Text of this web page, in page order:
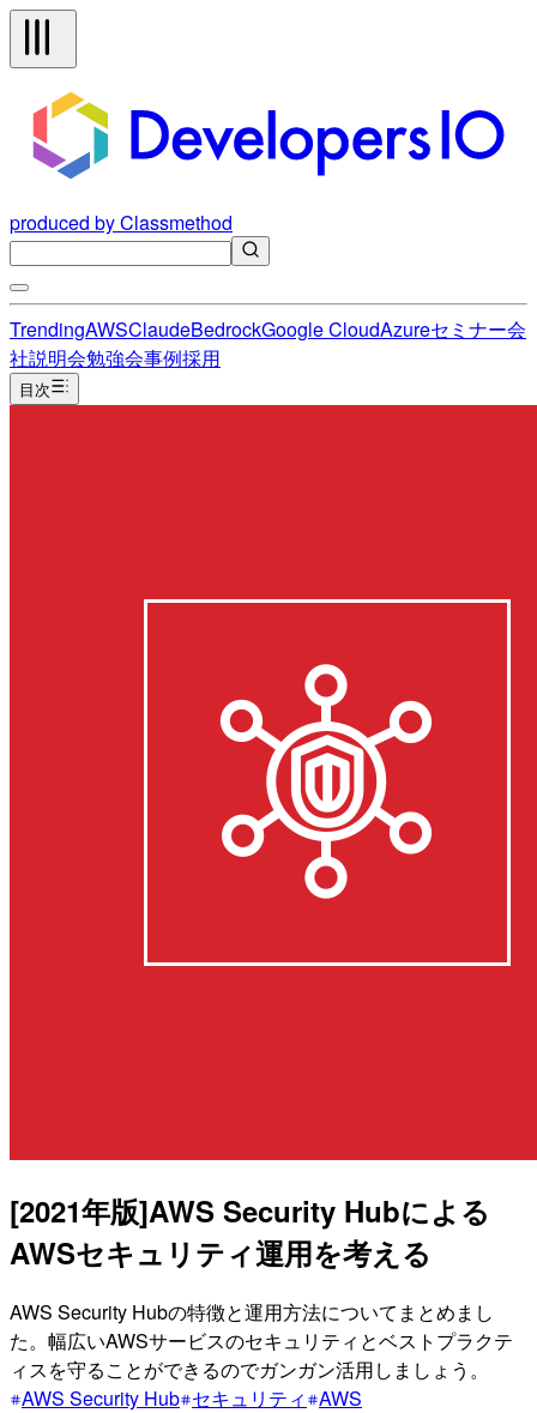
produced by Classmethod
TrendingAWSClaudeBedrockGoogle CloudAzureセミナー会
社説明会勉強会事例採用
目次
[2021年版]AWS Security Hubによる
AWSセキュリティ運用を考える
AWS Security Hubの特徴と運用方法についてまとめまし
た。幅広いAWSサービスのセキュリティとベストプラクテ
ィスを守ることができるのでガンガン活用しましょう。
AWS Security Hub セキュリティ AWS